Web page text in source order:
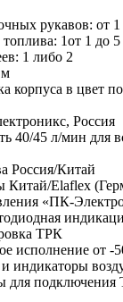
рукавов: от
топлива: 1от 1 до 5
1 либо 2
м
корпуса в цвет
Россия
40/45 л/мин для
Россия/Китай
Китай/Elaflex
«ПК-
ТРК
исполнение от -
индикаторы
для